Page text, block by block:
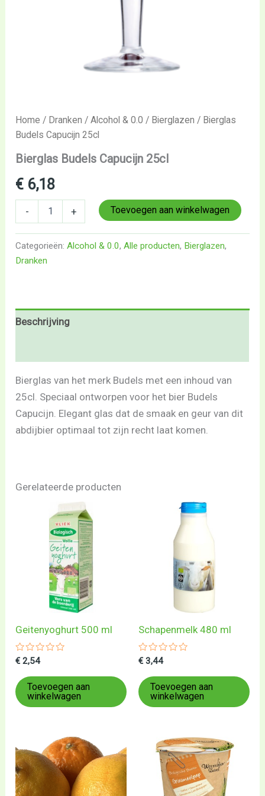
Home / Dranken /Alcohol & 0.0 / Bierglazen / Bierglas
Budels Capucijn 25cl
Bierglas Budels Capucijn 25cl
€ 6,18
- + Toevoegen aan winkelwagen
Categorieën:Alcohol & 0.0,Alle producten, Bierglazen,
Dranken
Beschrijving
Bierglas van het merk Budels met een inhoud van
25cl. Speciaal ontworpen voor het bier Budels
Capucijn. Elegant glas dat de smaak en geur van dit
abdijbier optimaal tot zijn recht laat komen.
Gerelateerde producten
Geitenyoghurt 500 ml
Gewaardeerd
uit
5
€ 2,54
Toevoegen aan
winkelwagen
Schapenmelk 480 ml
Gewaardeerd
uit
5
€ 3,44
Toevoegen aan
winkelwagen